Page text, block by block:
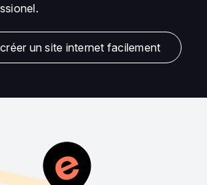
un site internet facilement